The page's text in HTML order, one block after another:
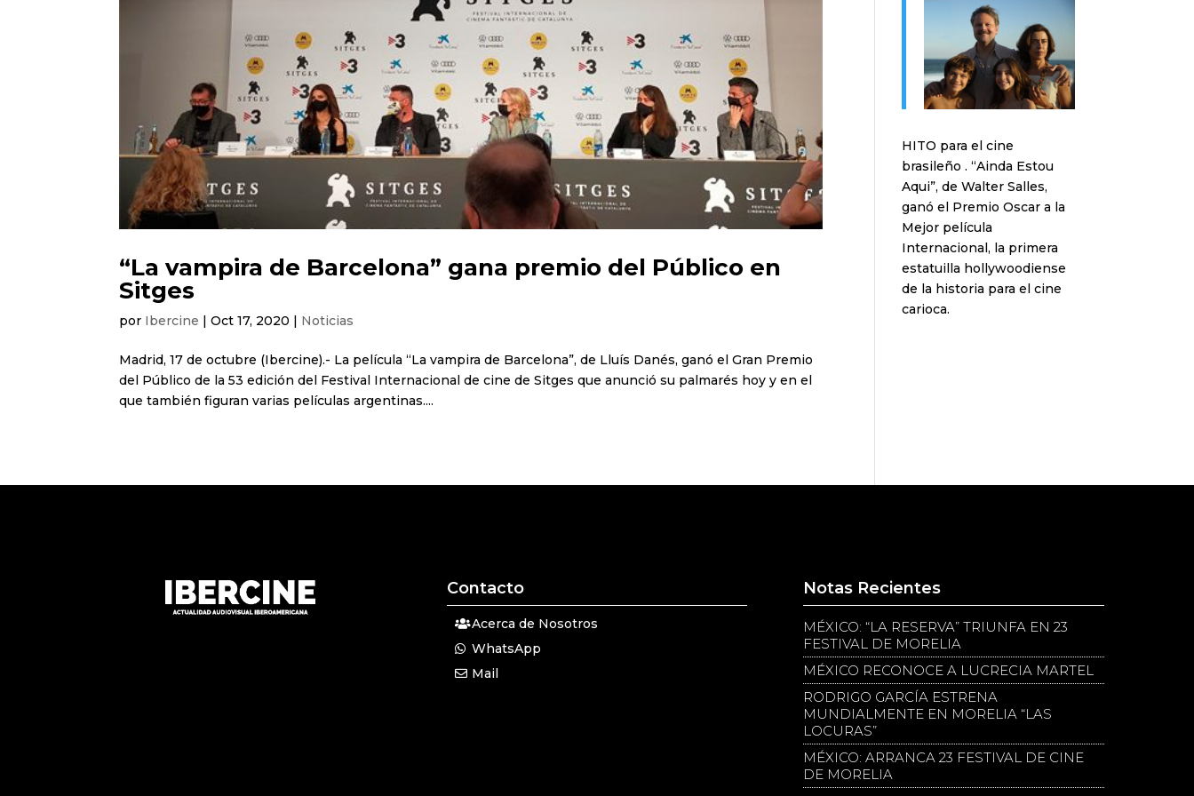
“La vampira de Barcelona” gana premio del Público en
Sitges
por Ibercine |Oct 17, 2020 | Noticias
Madrid, 17 de octubre (Ibercine).- La película “La vampira de Barcelona”, de Lluís Danés, ganó el Gran Premio
del Público de la 53 edición del Festival Internacional de cine de Sitges que anunció su palmarés hoy y en el
que también figuran varias películas argentinas....
HITO para el cine
brasileño . “Ainda Estou
Aqui”, de Walter Salles,
ganó el Premio Oscar a la
Mejor película
Internacional, la primera
estatuilla hollywoodiense
de la historia para el cine
carioca.
Contacto
Acerca de Nosotros
WhatsApp
Mail
Notas Recientes
MÉXICO: “LA RESERVA” TRIUNFA EN 23
FESTIVAL DE MORELIA
MÉXICO RECONOCE A LUCRECIA MARTEL
RODRIGO GARCÍA ESTRENA
MUNDIALMENTE EN MORELIA “LAS
LOCURAS”
MÉXICO: ARRANCA 23 FESTIVAL DE CINE
DE MORELIA